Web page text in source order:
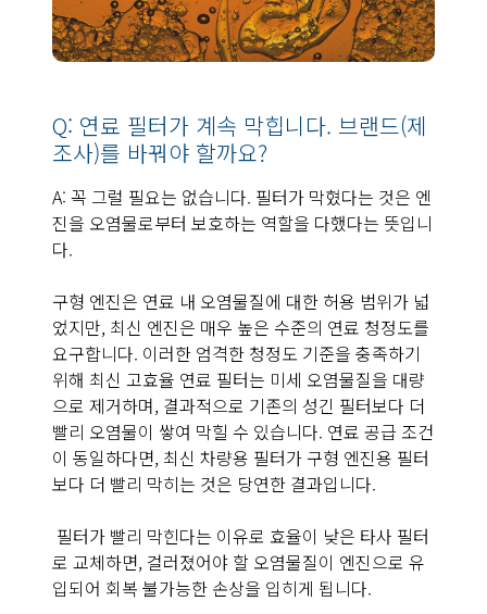
Q: 연료 필터가 계속 막힙니다. 브랜드(제
조사)를 바꿔야 할까요?
A: 꼭 그럴 필요는 없습니다. 필터가 막혔다는 것은 엔
진을 오염물로부터 보호하는 역할을 다했다는 뜻입니
다.
구형 엔진은 연료 내 오염물질에 대한 허용 범위가 넓
었지만, 최신 엔진은 매우 높은 수준의 연료 청정도를
요구합니다. 이러한 엄격한 청정도 기준을 충족하기
위해 최신 고효율 연료 필터는 미세 오염물질을 대량
으로 제거하며, 결과적으로 기존의 성긴 필터보다 더
빨리 오염물이 쌓여 막힐 수 있습니다. 연료 공급 조건
이 동일하다면, 최신 차량용 필터가 구형 엔진용 필터
보다 더 빨리 막히는 것은 당연한 결과입니다.
필터가 빨리 막힌다는 이유로 효율이 낮은 타사 필터
로 교체하면, 걸러졌어야 할 오염물질이 엔진으로 유
입되어 회복 불가능한 손상을 입히게 됩니다.